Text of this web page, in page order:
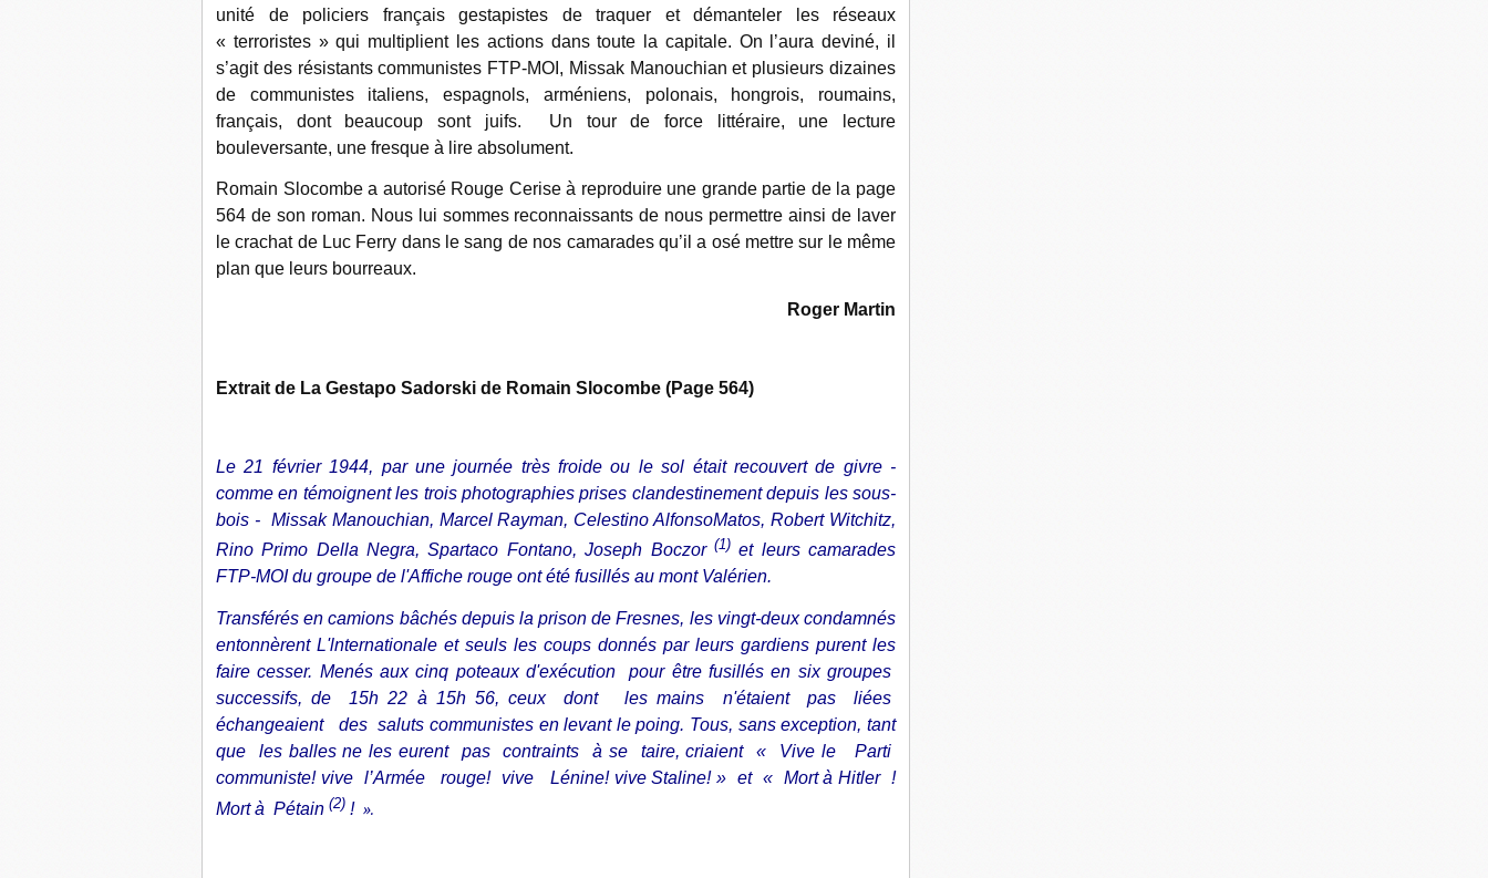
unité de policiers français gestapistes de traquer et démanteler les réseaux
« terroristes » qui multiplient les actions dans toute la capitale. On l’aura deviné, il
s’agit des résistants communistes FTP-MOI, Missak Manouchian et plusieurs dizaines
de communistes italiens, espagnols, arméniens, polonais, hongrois, roumains,
français, dont beaucoup sont juifs. Un tour de force littéraire, une lecture
bouleversante, une fresque à lire absolument.
Romain Slocombe a autorisé Rouge Cerise à reproduire une grande partie de la page
564 de son roman. Nous lui sommes reconnaissants de nous permettre ainsi de laver
le crachat de Luc Ferry dans le sang de nos camarades qu’il a osé mettre sur le même
plan que leurs bourreaux.
Roger Martin
Extrait de La Gestapo Sadorski de Romain Slocombe (Page 564)
Le 21 février 1944, par une journée très froide ou le sol était recouvert de givre -
comme en témoignent les trois photographies prises clandestinement depuis les sous-
bois - Missak Manouchian, Marcel Rayman, Celestino Alfonso­Matos, Robert Witchitz,
Rino Primo Della Negra, Spartaco Fontano, Joseph Boczor (1)et leurs camarades
FTP-MOI du groupe de l'Affiche rouge ont été fusillés au mont Valérien.
Transférés en camions bâchés depuis la prison de Fresnes, les vingt-deux condamnés
entonnèrent L'lnternationale et seuls les coups donnés par leurs gardiens purent les
faire cesser. Menés aux cinq poteaux d'exécution pour être fusillés en six groupes
successifs, de 15h 22 à 15h 56, ceux dont les mains n'étaient pas liées
échangeaient des saluts communistes en levant le poing. Tous, sans exception, tant
que les balles ne les eurent pas contraints à se taire, criaient « Vive le Parti
communiste! vive l’Armée rouge! vive Lénine! vive Staline! » et « Mort à Hitler !
Mort à Pétain (2) ! ».